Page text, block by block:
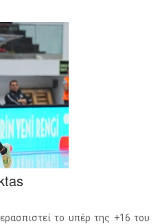
το υπέρ της +16 του